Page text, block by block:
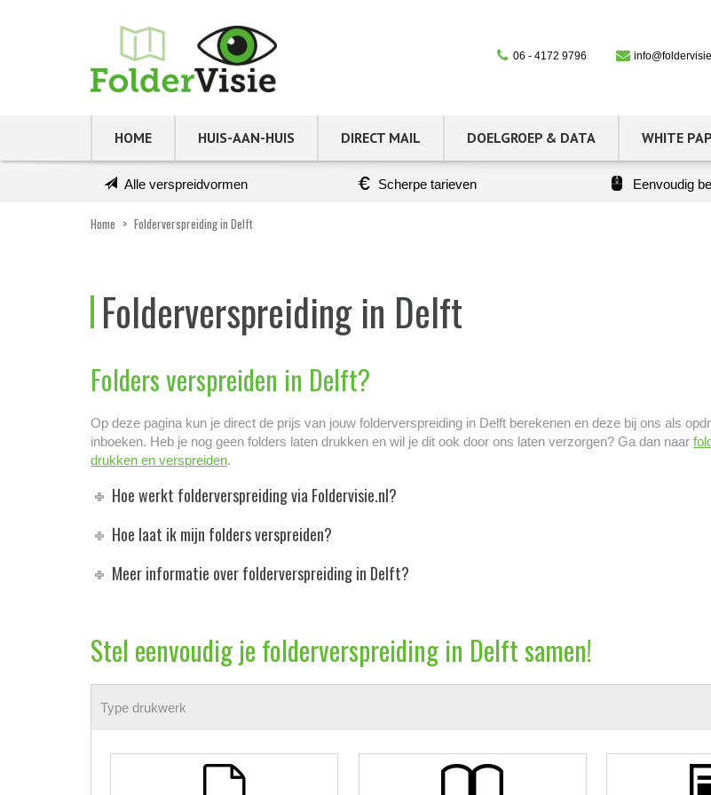
06 - 4172 9796
HOME HUIS-AAN-HUIS DIRECT MAIL DOELGROEP & DATA WHITE
Alle verspreidvormen Scherpe tarieven Eenvoudig
Home > Folderverspreiding in Delft
Folderverspreiding in Delft
Folders verspreiden in Delft?
Op deze pagina kun je direct de prijs van jouw folderverspreiding in Delft berekenen en deze bij ons als
inboeken. Heb je nog geen folders laten drukken en wil je dit ook door ons laten verzorgen? Ga dan naar
drukken en verspreiden.
Hoe werkt folderverspreiding via Foldervisie.nl?
Hoe laat ik mijn folders verspreiden?
Meer informatie over folderverspreiding in Delft?
Stel eenvoudig je folderverspreiding in Delft samen!
Type drukwerk